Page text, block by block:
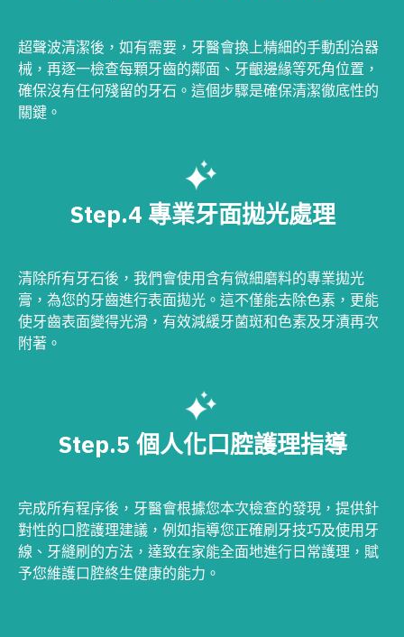
超聲波清潔後，如有需要，牙醫會換上精細的手動刮治器
械，再逐一檢查每顆牙齒的鄰面、牙齦邊緣等死角位置，
確保沒有任何殘留的牙石。這個步驟是確保清潔徹底性的
關鍵。
Step.4 專業牙面拋光處理
清除所有牙石後，我們會使用含有微細磨料的專業拋光
膏，為您的牙齒進行表面拋光。這不僅能去除色素，更能
使牙齒表面變得光滑，有效減緩牙菌斑和色素及牙漬再次
附著。
Step.5 個人化口腔護理指導
完成所有程序後，牙醫會根據您本次檢查的發現，提供針
對性的口腔護理建議，例如指導您正確刷牙技巧及使用牙
線、牙縫刷的方法，達致在家能全面地進行日常護理，賦
予您維護口腔終生健康的能力。